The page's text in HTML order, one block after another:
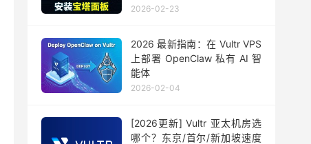
2026-02-23
2026 最新指南：在 Vultr VPS
上部署 OpenClaw 私有 AI 智
能体
2026-02-04
[2026更新] Vultr 亚太机房选
哪个？东京/首尔/新加坡速度